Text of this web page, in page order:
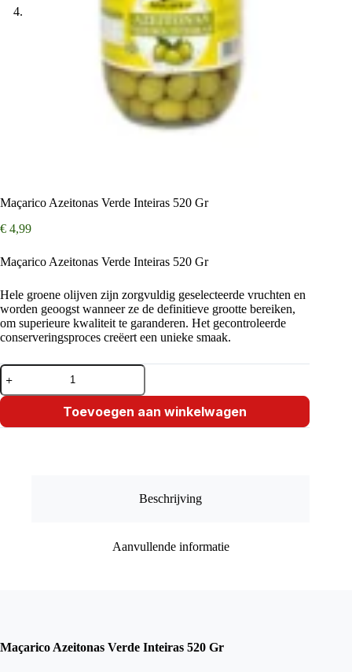
Maçarico Azeitonas Verde Inteiras 520 Gr
€ 4,99
Maçarico Azeitonas Verde Inteiras 520 Gr
Hele groene olijven zijn zorgvuldig geselecteerde vruchten en
worden geoogst wanneer ze de definitieve grootte bereiken,
om superieure kwaliteit te garanderen. Het gecontroleerde
conserveringsproces creëert een unieke smaak.
Maçarico
Azeitonas
Verde
520
Toevoegen aan winkelwagen
Beschrijving
Aanvullende informatie
Maçarico Azeitonas Verde Inteiras 520 Gr